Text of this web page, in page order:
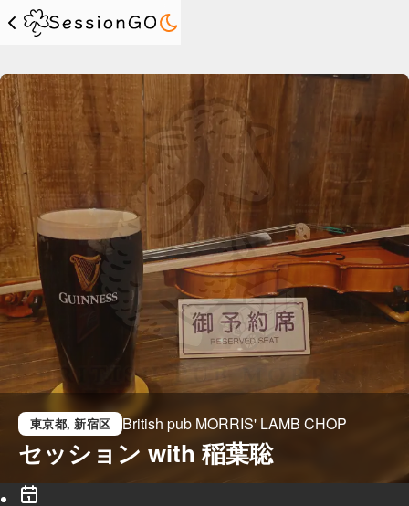
東京都, 新宿区 British pub MORRIS' LAMB CHOP
セッション with 稲葉聡